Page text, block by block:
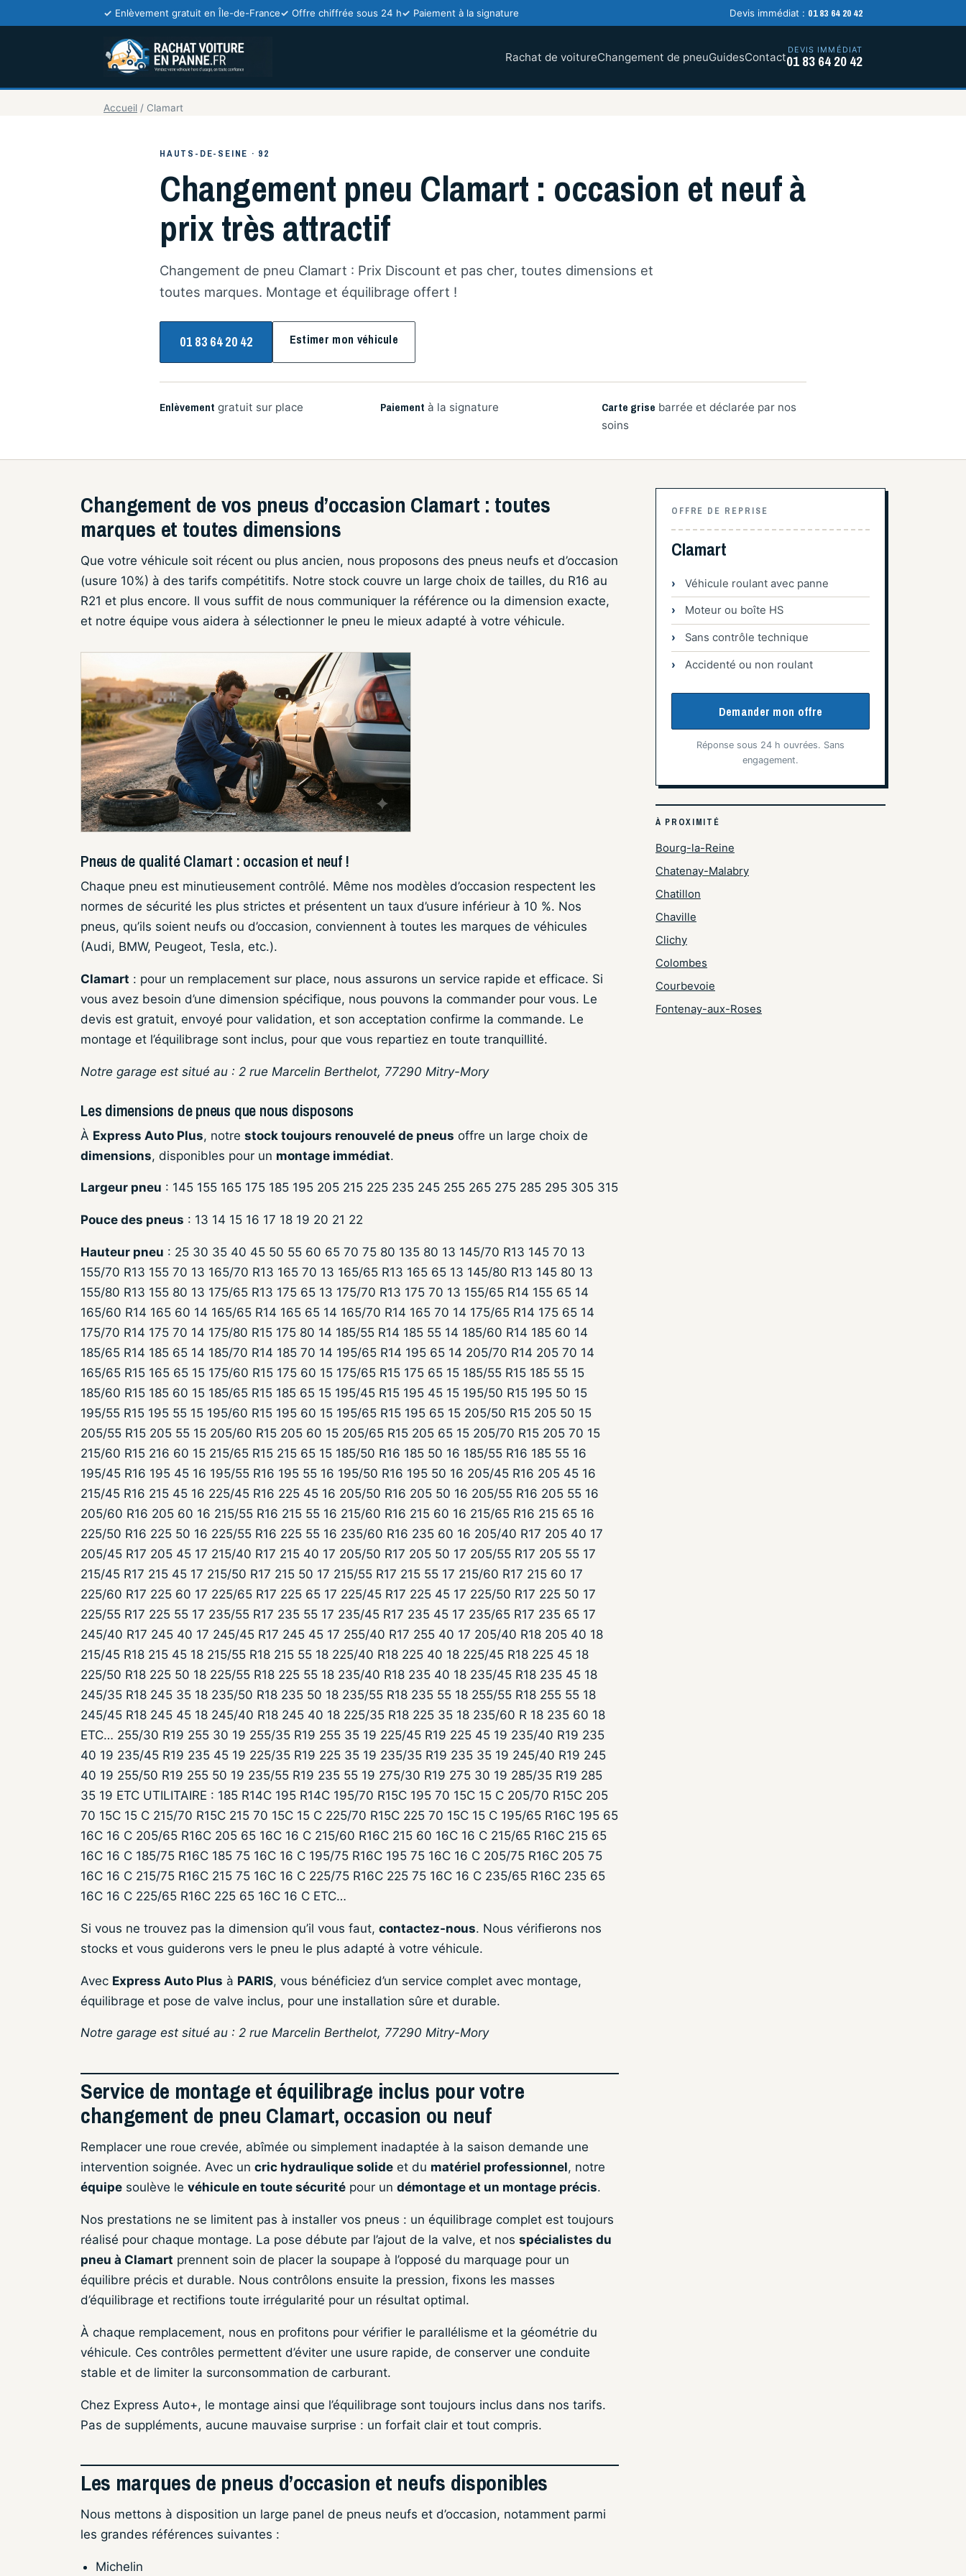
Enlèvement gratuit en Île-de-France Offre chiffrée sous 24 h Paiement à la signature Devis immédiat : 01 83 64 20 42
Rachat de voitureChangement de pneuGuidesContact
DEVIS IMMÉDIAT
01 83 64 20 42
Accueil / Clamart
HAUTS-DE-SEINE · 92
Changement pneu Clamart : occasion et neuf à
prix très attractif
Changement de pneu Clamart : Prix Discount et pas cher, toutes dimensions et
toutes marques. Montage et équilibrage offert !
01 83 64 20 42 Estimer mon véhicule
Enlèvement gratuit sur place Paiement à la signature Carte grise barrée et déclarée par nos
soins
Changement de vos pneus d’occasion Clamart : toutes
marques et toutes dimensions
Que votre véhicule soit récent ou plus ancien, nous proposons des pneus neufs et d’occasion
(usure 10%) à des tarifs compétitifs. Notre stock couvre un large choix de tailles, du R16 au
R21 et plus encore. Il vous suffit de nous communiquer la référence ou la dimension exacte,
et notre équipe vous aidera à sélectionner le pneu le mieux adapté à votre véhicule.
Pneus de qualité Clamart : occasion et neuf !
Chaque pneu est minutieusement contrôlé. Même nos modèles d’occasion respectent les
normes de sécurité les plus strictes et présentent un taux d’usure inférieur à 10 %. Nos
pneus, qu’ils soient neufs ou d’occasion, conviennent à toutes les marques de véhicules
(Audi, BMW, Peugeot, Tesla, etc.).
Clamart : pour un remplacement sur place, nous assurons un service rapide et efficace. Si
vous avez besoin d’une dimension spécifique, nous pouvons la commander pour vous. Le
devis est gratuit, envoyé pour validation, et son acceptation confirme la commande. Le
montage et l’équilibrage sont inclus, pour que vous repartiez en toute tranquillité.
Notre garage est situé au : 2 rue Marcelin Berthelot, 77290 Mitry-Mory
Les dimensions de pneus que nous disposons
À Express Auto Plus, notre stock toujours renouvelé de pneus offre un large choix de
dimensions, disponibles pour un montage immédiat.
Largeur pneu : 145 155 165 175 185 195 205 215 225 235 245 255 265 275 285 295 305 315
Pouce des pneus : 13 14 15 16 17 18 19 20 21 22
Hauteur pneu : 25 30 35 40 45 50 55 60 65 70 75 80 135 80 13 145/70 R13 145 70 13
155/70 R13 155 70 13 165/70 R13 165 70 13 165/65 R13 165 65 13 145/80 R13 145 80 13
155/80 R13 155 80 13 175/65 R13 175 65 13 175/70 R13 175 70 13 155/65 R14 155 65 14
165/60 R14 165 60 14 165/65 R14 165 65 14 165/70 R14 165 70 14 175/65 R14 175 65 14
175/70 R14 175 70 14 175/80 R15 175 80 14 185/55 R14 185 55 14 185/60 R14 185 60 14
185/65 R14 185 65 14 185/70 R14 185 70 14 195/65 R14 195 65 14 205/70 R14 205 70 14
165/65 R15 165 65 15 175/60 R15 175 60 15 175/65 R15 175 65 15 185/55 R15 185 55 15
185/60 R15 185 60 15 185/65 R15 185 65 15 195/45 R15 195 45 15 195/50 R15 195 50 15
195/55 R15 195 55 15 195/60 R15 195 60 15 195/65 R15 195 65 15 205/50 R15 205 50 15
205/55 R15 205 55 15 205/60 R15 205 60 15 205/65 R15 205 65 15 205/70 R15 205 70 15
215/60 R15 216 60 15 215/65 R15 215 65 15 185/50 R16 185 50 16 185/55 R16 185 55 16
195/45 R16 195 45 16 195/55 R16 195 55 16 195/50 R16 195 50 16 205/45 R16 205 45 16
215/45 R16 215 45 16 225/45 R16 225 45 16 205/50 R16 205 50 16 205/55 R16 205 55 16
205/60 R16 205 60 16 215/55 R16 215 55 16 215/60 R16 215 60 16 215/65 R16 215 65 16
225/50 R16 225 50 16 225/55 R16 225 55 16 235/60 R16 235 60 16 205/40 R17 205 40 17
205/45 R17 205 45 17 215/40 R17 215 40 17 205/50 R17 205 50 17 205/55 R17 205 55 17
215/45 R17 215 45 17 215/50 R17 215 50 17 215/55 R17 215 55 17 215/60 R17 215 60 17
225/60 R17 225 60 17 225/65 R17 225 65 17 225/45 R17 225 45 17 225/50 R17 225 50 17
225/55 R17 225 55 17 235/55 R17 235 55 17 235/45 R17 235 45 17 235/65 R17 235 65 17
245/40 R17 245 40 17 245/45 R17 245 45 17 255/40 R17 255 40 17 205/40 R18 205 40 18
215/45 R18 215 45 18 215/55 R18 215 55 18 225/40 R18 225 40 18 225/45 R18 225 45 18
225/50 R18 225 50 18 225/55 R18 225 55 18 235/40 R18 235 40 18 235/45 R18 235 45 18
245/35 R18 245 35 18 235/50 R18 235 50 18 235/55 R18 235 55 18 255/55 R18 255 55 18
245/45 R18 245 45 18 245/40 R18 245 40 18 225/35 R18 225 35 18 235/60 R 18 235 60 18
ETC… 255/30 R19 255 30 19 255/35 R19 255 35 19 225/45 R19 225 45 19 235/40 R19 235
40 19 235/45 R19 235 45 19 225/35 R19 225 35 19 235/35 R19 235 35 19 245/40 R19 245
40 19 255/50 R19 255 50 19 235/55 R19 235 55 19 275/30 R19 275 30 19 285/35 R19 285
35 19 ETC UTILITAIRE : 185 R14C 195 R14C 195/70 R15C 195 70 15C 15 C 205/70 R15C 205
70 15C 15 C 215/70 R15C 215 70 15C 15 C 225/70 R15C 225 70 15C 15 C 195/65 R16C 195 65
16C 16 C 205/65 R16C 205 65 16C 16 C 215/60 R16C 215 60 16C 16 C 215/65 R16C 215 65
16C 16 C 185/75 R16C 185 75 16C 16 C 195/75 R16C 195 75 16C 16 C 205/75 R16C 205 75
16C 16 C 215/75 R16C 215 75 16C 16 C 225/75 R16C 225 75 16C 16 C 235/65 R16C 235 65
16C 16 C 225/65 R16C 225 65 16C 16 C ETC…
Si vous ne trouvez pas la dimension qu’il vous faut, contactez-nous. Nous vérifierons nos
stocks et vous guiderons vers le pneu le plus adapté à votre véhicule.
Avec Express Auto Plus à PARIS, vous bénéficiez d’un service complet avec montage,
équilibrage et pose de valve inclus, pour une installation sûre et durable.
Notre garage est situé au : 2 rue Marcelin Berthelot, 77290 Mitry-Mory
Service de montage et équilibrage inclus pour votre
changement de pneu Clamart, occasion ou neuf
Remplacer une roue crevée, abîmée ou simplement inadaptée à la saison demande une
intervention soignée. Avec un cric hydraulique solide et du matériel professionnel, notre
équipe soulève le véhicule en toute sécurité pour un démontage et un montage précis.
Nos prestations ne se limitent pas à installer vos pneus : un équilibrage complet est toujours
réalisé pour chaque montage. La pose débute par l’ajout de la valve, et nos spécialistes du
pneu à Clamart prennent soin de placer la soupape à l’opposé du marquage pour un
équilibre précis et durable. Nous contrôlons ensuite la pression, fixons les masses
d’équilibrage et rectifions toute irrégularité pour un résultat optimal.
À chaque remplacement, nous en profitons pour vérifier le parallélisme et la géométrie du
véhicule. Ces contrôles permettent d’éviter une usure rapide, de conserver une conduite
stable et de limiter la surconsommation de carburant.
Chez Express Auto+, le montage ainsi que l’équilibrage sont toujours inclus dans nos tarifs.
Pas de suppléments, aucune mauvaise surprise : un forfait clair et tout compris.
Les marques de pneus d’occasion et neufs disponibles
Nous mettons à disposition un large panel de pneus neufs et d’occasion, notamment parmi
les grandes références suivantes :
Michelin
OFFRE DE REPRISE
Clamart
Véhicule roulant avec panne
Moteur ou boîte HS
Sans contrôle technique
Accidenté ou non roulant
Demander mon offre
Réponse sous 24 h ouvrées. Sans
engagement.
À PROXIMITÉ
Bourg-la-Reine
Chatenay-Malabry
Chatillon
Chaville
Clichy
Colombes
Courbevoie
Fontenay-aux-Roses